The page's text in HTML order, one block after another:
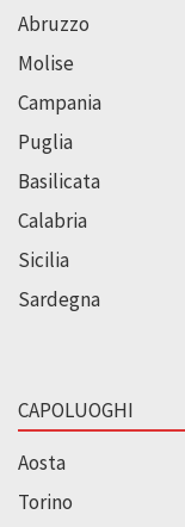
Abruzzo
Molise
Campania
Puglia
Basilicata
Calabria
Sicilia
Sardegna
CAPOLUOGHI
Aosta
Torino